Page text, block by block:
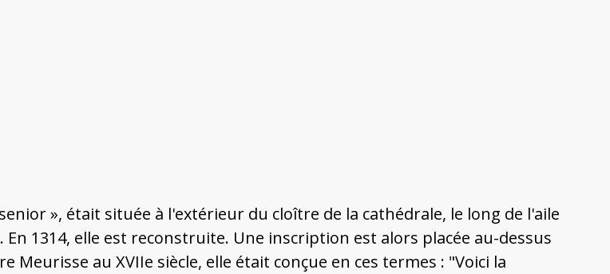
», était située à l'extérieur du cloître de la cathédrale, le long de l'aile
1314, elle est reconstruite. Une inscription est alors placée au-dessus
Meurisse au XVIIe siècle, elle était conçue en ces termes : "Voici la